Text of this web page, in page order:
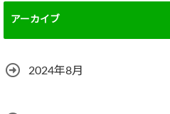
アーカイブ
2024年8月